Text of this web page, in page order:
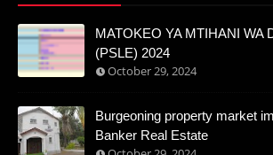
MATOKEO YA MTIHANI WA
(PSLE) 2024
October 29, 2024
Burgeoning property market
Banker Real Estate